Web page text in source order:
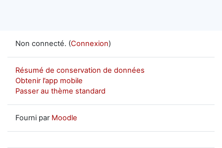
Non connecté. (Connexion)
Résumé de conservation de données
Obtenir l’app mobile
Passer au thème standard
Fourni par Moodle